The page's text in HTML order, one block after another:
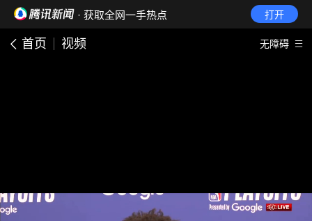
· 获取全网一手热点 打开
首页 视频 无障碍